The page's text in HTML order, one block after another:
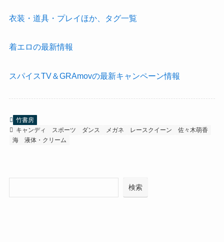
衣装・道具・プレイほか、タグ一覧
着エロの最新情報
スパイスTV＆GRAmovの最新キャンペーン情報
竹書房
キャンディ
スポーツ ダンス メガネ レースクイーン
佐々木萌香
海
液体・クリーム
索
検索